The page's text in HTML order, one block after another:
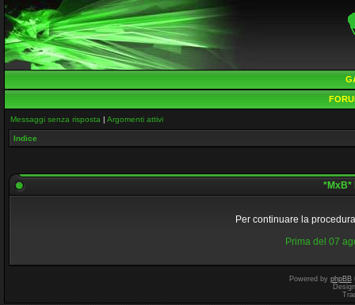
Messaggi senza risposta | Argomenti attivi
Indice
*MxB*
Per continuare la
Prima del 07
Powered by phpBB